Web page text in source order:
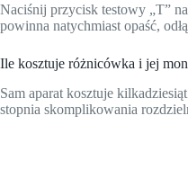
Naciśnij przycisk testowy „T”
powinna natychmiast opaść,
Ile kosztuje różnicówka i jej
Sam aparat kosztuje
stopnia skomplikowania